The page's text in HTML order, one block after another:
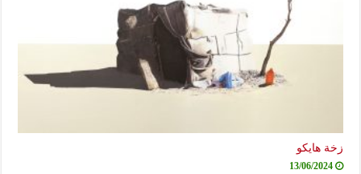
زخة هايكو
13/06/2024